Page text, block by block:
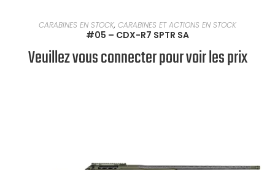
EN SAVOIR PLUS
CARABINES EN STOCK, CARABINES ET ACTIONS EN STOCK
#05 – CDX-R7 SPTR SA
Veuillez vous connecter pour voir les prix